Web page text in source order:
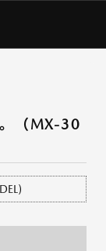
（MX-30